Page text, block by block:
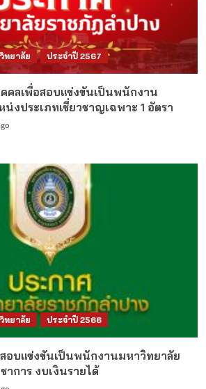
ทยาลัย ประจำปี 2567
คลเพื่อสอบแข่งขันเป็นพนักงาน
งประเภทเชี่ยวชาญเฉพาะ 1 อัตรา
ทยาลัย ประจำปี 2566
อบแข่งขันเป็นพนักงานมหาวิทยาลัย
าการ งบเงินรายได้